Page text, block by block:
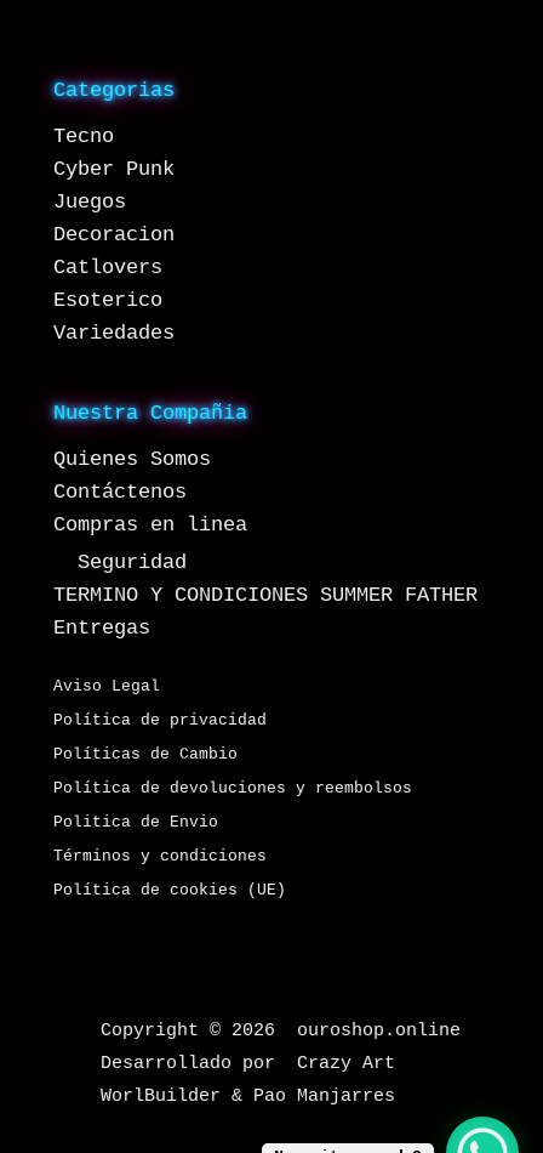
Categorias
Tecno
Cyber Punk
Juegos
Decoracion
Catlovers
Esoterico
Variedades
Nuestra Compañia
Quienes Somos
Contáctenos
Compras en linea
Seguridad
TERMINO Y CONDICIONES SUMMER FATHER
Entregas
Aviso Legal
Política de privacidad
Políticas de Cambio
Política de devoluciones y reembolsos
Politica de Envio
Términos y condiciones
Política de cookies (UE)
Copyright © 2026 ouroshop.online
Desarrollado por Crazy Art
WorlBuilder & Pao Manjarres